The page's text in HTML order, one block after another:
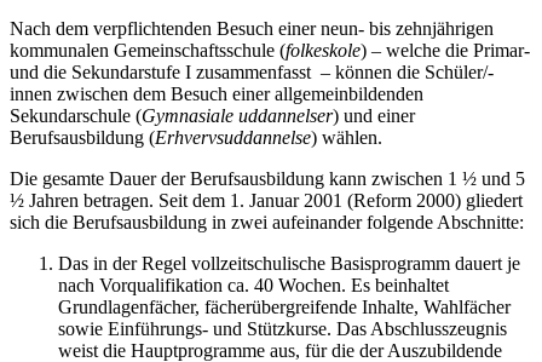
Nach dem verpflichtenden Besuch einer neun- bis zehnjährigen
kommunalen Gemeinschaftsschule (folkeskole) – welche die Primar-
und die Sekundarstufe I zusammenfasst – können die Schüler/-
innen zwischen dem Besuch einer allgemeinbildenden
Sekundarschule (Gymnasiale uddannelser) und einer
Berufsausbildung (Erhvervsuddannelse) wählen.
Die gesamte Dauer der Berufsausbildung kann zwischen 1 ½ und 5
½ Jahren betragen. Seit dem 1. Januar 2001 (Reform 2000) gliedert
sich die Berufsausbildung in zwei aufeinander folgende Abschnitte:
Das in der Regel vollzeitschulische Basisprogramm dauert je
nach Vorqualifikation ca. 40 Wochen. Es beinhaltet
Grundlagenfächer, fächerübergreifende Inhalte, Wahlfächer
sowie Einführungs- und Stützkurse. Das Abschlusszeugnis
weist die Hauptprogramme aus, für die der Auszubildende